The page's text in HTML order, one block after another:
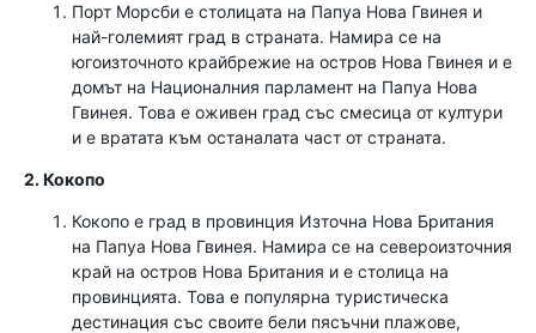
Порт Морсби е столицата на Папуа Нова Гвинея и
най-големият град в страната. Намира се на
югоизточното крайбрежие на остров Нова Гвинея и е
домът на Националния парламент на Папуа Нова
Гвинея. Това е оживен град със смесица от култури
и е вратата към останалата част от страната.
2. Кокопо
Кокопо е град в провинция Източна Нова Британия
на Папуа Нова Гвинея. Намира се на североизточния
край на остров Нова Британия и е столица на
провинцията. Това е популярна туристическа
дестинация със своите бели пясъчни плажове,